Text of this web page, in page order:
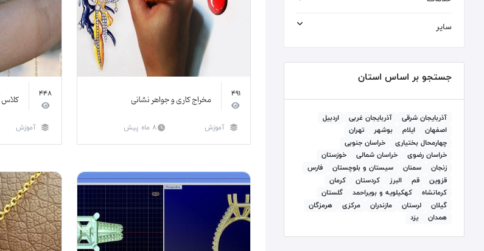
سایر
جستجو بر اساس استان
آذربايجان شرقی آذربايجان غربی
اردبيل
اصفهان
ايلام بوشهر
تهران
چهارمحال بختیاری
خراسان جنوبی
خراسان رضوی
خراسان شمالی
خوزستان
زنجان
سمنان سيستان و بلوچستان
فارس
قزوين
قم البرز كردستان
کرمان
كرمانشاه
كهكيلويه و بويراحمد
گلستان
گيلان
لرستان مازندران مرکزی
هرمزگان
همدان
يزد
491 مخراج کاری و جواهر نشانی
آموزش 8 ماه پیش
448 کلاس
آموزش